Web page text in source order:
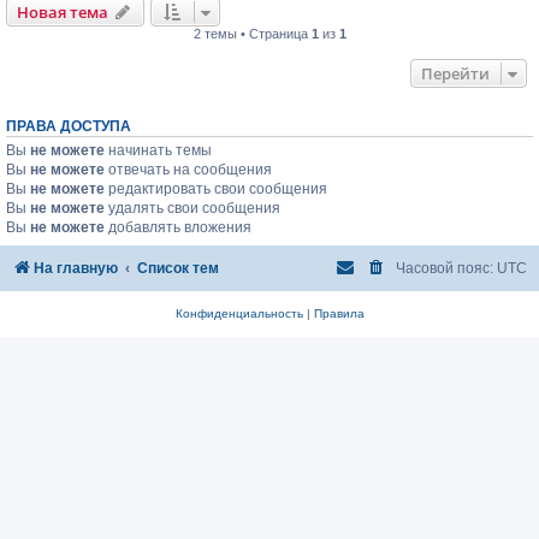
Новая тема
2 темы • Страница 1из 1
Перейти
ПРАВА ДОСТУПА
Вы не можете начинать темы
Вы не можете отвечать на сообщения
Вы не можете редактировать свои сообщения
Вы не можете удалять свои сообщения
Вы не можете добавлять вложения
На главную Список тем Часовой пояс: UTC
Конфиденциальность| Правила